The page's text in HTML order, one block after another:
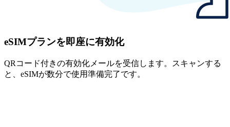
eSIMプランを即座に有効化
QRコード付きの有効化メールを受信します。スキャンする
と、eSIMが数分で使用準備完了です。